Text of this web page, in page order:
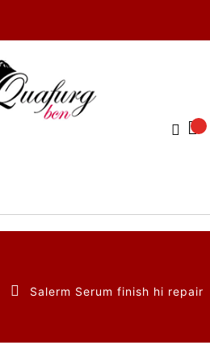
Salerm Serum finish hi repair